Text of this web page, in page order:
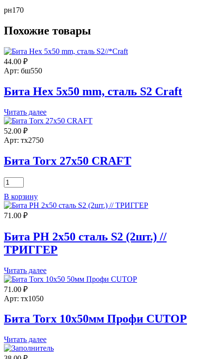
рн170
Похожие товары
44.00 ₽
Арт: бш550
Бита Hex 5х50 mm, сталь S2 Craft
Читать далее
52.00 ₽
Арт: тх2750
Бита Torx 27х50 CRAFT
Количество
товара
Бита
Torx
27х50
В корзину
71.00 ₽
Бита PH 2х50 сталь S2 (2шт.) //
ТРИГГЕР
Читать далее
71.00 ₽
Арт: тх1050
Бита Torx 10х50мм Профи CUTOP
Читать далее